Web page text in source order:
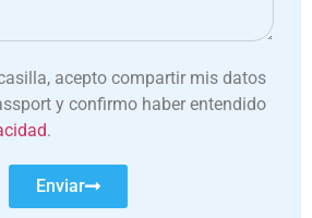
acepto compartir mis datos
y confirmo haber entendido
.
Enviar